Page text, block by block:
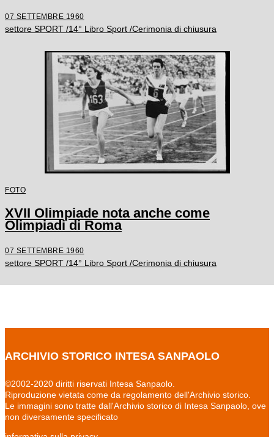
07 SETTEMBRE 1960
settore SPORT /14° Libro Sport /Cerimonia di chiusura
FOTO
XVII Olimpiade nota anche come
Olimpiadi di Roma
07 SETTEMBRE 1960
settore SPORT /14° Libro Sport /Cerimonia di chiusura
ARCHIVIO STORICO INTESA SANPAOLO
©2002-2020 diritti riservati Intesa Sanpaolo.
Riproduzione vietata come da regolamento dell'Archivio storico.
Le immagini sono tratte dall'Archivio storico di Intesa Sanpaolo, ove
non diversamente specificato